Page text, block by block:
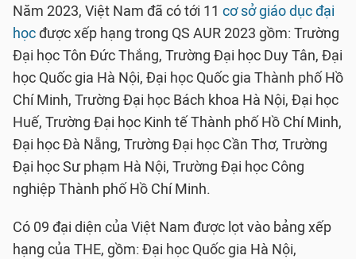
Năm 2023, Việt Nam đã có tới 11 cơ sở giáo dục đại
họcđược xếp hạng trong QS AUR 2023 gồm: Trường
Đại học Tôn Đức Thắng, Trường Đại học Duy Tân, Đại
học Quốc gia Hà Nội, Đại học Quốc gia Thành phố Hồ
Chí Minh, Trường Đại học Bách khoa Hà Nội, Đại học
Huế, Trường Đại học Kinh tế Thành phố Hồ Chí Minh,
Đại học Đà Nẵng, Trường Đại học Cần Thơ, Trường
Đại học Sư phạm Hà Nội, Trường Đại học Công
nghiệp Thành phố Hồ Chí Minh.
Có 09 đại diện của Việt Nam được lọt vào bảng xếp
hạng của THE, gồm: Đại học Quốc gia Hà Nội,